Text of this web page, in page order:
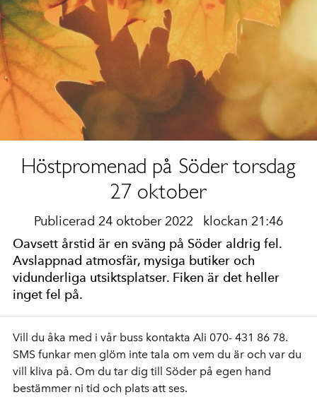
Höstpromenad på Söder torsdag
27 oktober
Publicerad 24 oktober 2022 klockan 21:46
Oavsett årstid är en sväng på Söder aldrig fel.
Avslappnad atmosfär, mysiga butiker och
vidunderliga utsiktsplatser. Fiken är det heller
inget fel på.
Vill du åka med i vår buss kontakta Ali 070- 431 86 78.
SMS funkar men glöm inte tala om vem du är och var du
vill kliva på. Om du tar dig till Söder på egen hand
bestämmer ni tid och plats att ses.